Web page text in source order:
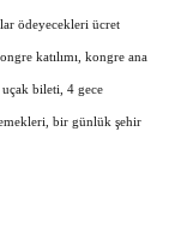
ödeyecekleri ücret
katılımı, kongre ana
bileti, 4 gece
bir günlük şehir